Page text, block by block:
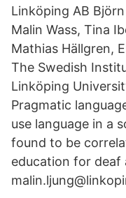
Linköping AB
Malin Wass, Tina
Mathias Hällgren,
The Swedish
Linköping
Pragmatic
use language in a
found to be
education for deaf